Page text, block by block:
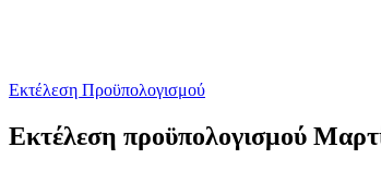
Εκτέλεση Προϋπολογισμού
Εκτέλεση προϋπολογισμού